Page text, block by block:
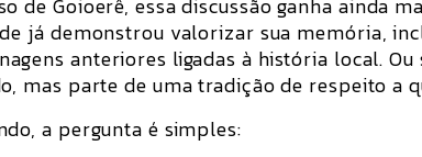
de Goioerê, essa discussão ganha ainda
já demonstrou valorizar sua memória,
anteriores ligadas à história local.
mas parte de uma tradição de respeito a
a pergunta é simples: